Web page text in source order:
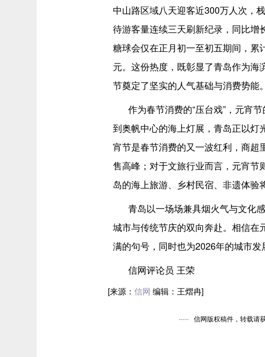
中山路区域八天迎客近300万人次，
待游客量连续三天刷新纪录，同比增
糖球会仅在正月初一至初五期间，
元。这份热度，既彰显了青岛作为
节奠定了坚实的人气基础与消费势能。
作为春节消费的“压台戏”，元宵
到奥帆中心的海上灯展，青岛正以灯
宵节是春节消费的又一波红利，商超
售高峰；对于文旅行业而言，元宵
岛的海上旅游、乡村民宿、非遗体验
青岛以一场场兼具烟火气与文化
城市与传统节庆的双向奔赴。相信在
满的句号，同时也为2026年的城市发
信网评论员 王荣
[来源： 信网 编辑：王熠冉]
信网版权稿件，转载请